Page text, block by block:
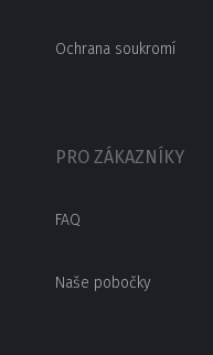
Ochrana soukromí
PRO ZÁKAZNÍKY
FAQ
Naše pobočky